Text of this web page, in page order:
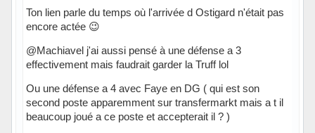
Ton lien parle du temps où l'arrivée d Ostigard n'était pas
encore actée 😉
@Machiavel j'ai aussi pensé à une défense a 3
effectivement mais faudrait garder la Truff lol
Ou une défense a 4 avec Faye en DG ( qui est son
second poste apparemment sur transfermarkt mais a t il
beaucoup joué a ce poste et accepterait il ? )